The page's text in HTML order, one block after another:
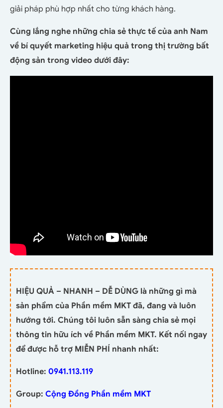
giải pháp phù hợp nhất cho từng khách hàng.
Cùng lắng nghe những chia sẻ thực tế của anh Nam
về bí quyết marketing hiệu quả trong thị trường bất
động sản trong video dưới đây:
HIỆU QUẢ – NHANH – DỄ DÙNG là những gì mà
sản phẩm của Phần mềm MKT đã, đang và luôn
hướng tới. Chúng tôi luôn sẵn sàng chia sẻ mọi
thông tin hữu ích về Phần mềm MKT. Kết nối ngay
để được hỗ trợ MIỄN PHÍ nhanh nhất:
Hotline: 0941.113.119
Group: Cộng Đồng Phần mềm MKT